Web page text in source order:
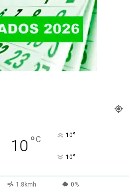
10 °C 10°
10°
1.8kmh 0%